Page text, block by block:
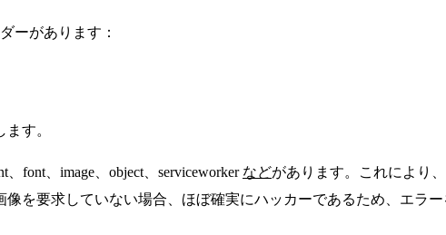
ーがあります：
す。
font、image、object、serviceworker などがあります。これにより
を要求していない場合、ほぼ確実にハッカーであるため、エラー